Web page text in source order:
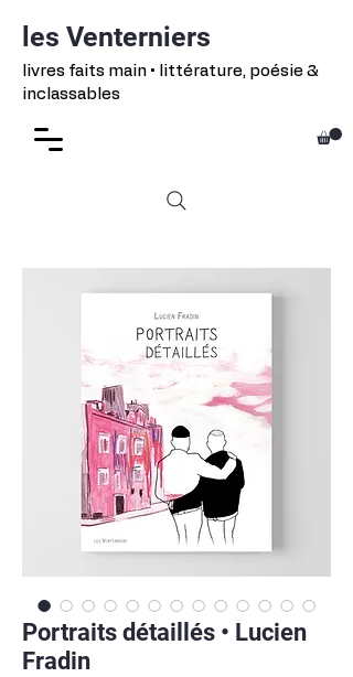
les Venterniers
livres faits main • littérature, poésie &
inclassables
Portraits détaillés • Lucien
Fradin